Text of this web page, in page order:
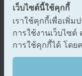
→ ร้องเรียนทุจริ
→ แจ้งเรื่องร้อง
→ รับเรื่องร้องเรี
แสด
เว็บไซต์นี้ใช้คุกกี้
เราใช้คุกกี้เพื่อเพิ่
การใช้งานเว็บไซ
การใช้คุกกี้ได้ โดย